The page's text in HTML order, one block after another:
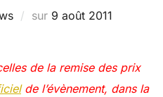
sur 9 août 2011
de la remise des prix
de l’évènement, dans la